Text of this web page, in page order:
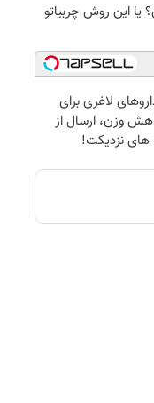
یا این روش چربیاتو
لاغری برای
وزن، ارسال از
های نزدیکت!